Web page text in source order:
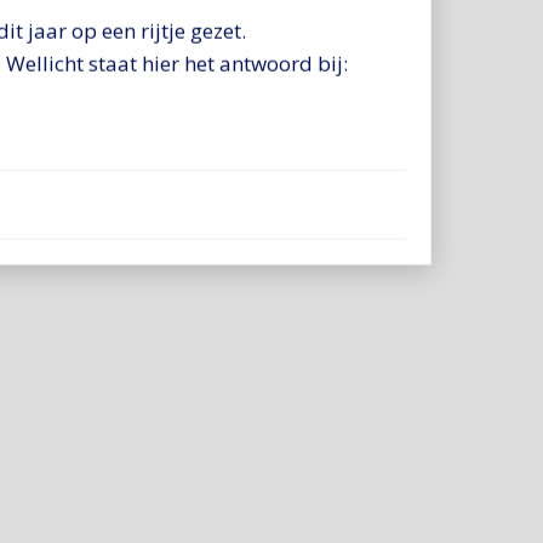
jaar op een rijtje gezet.
staat hier het antwoord bij: